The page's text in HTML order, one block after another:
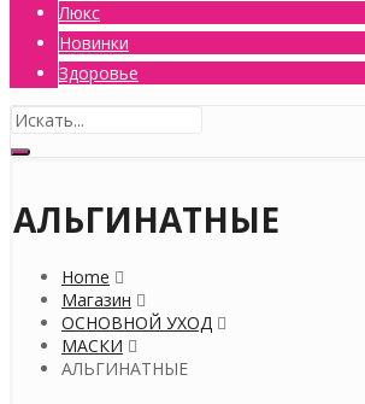
Люкс
Новинки
Здоровье
АЛЬГИНАТНЫЕ
Home
Магазин
ОСНОВНОЙ УХОД
МАСКИ
АЛЬГИНАТНЫЕ